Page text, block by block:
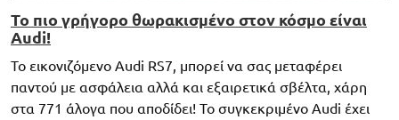
Το πιο γρήγορο θωρακισμένο στον κόσμο είναι
Audi!
Το εικονιζόμενο Audi RS7, μπορεί να σας μεταφέρει
παντού με ασφάλεια αλλά και εξαιρετικά σβέλτα, χάρη
στα 771 άλογα που αποδίδει! Το συγκεκριμένο Audi έχει